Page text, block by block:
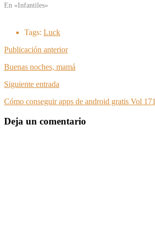
En «Infantiles»
Tags: Luck
Publicación anterior
Buenas noches, mamá
Siguiente entrada
Cómo conseguir apps de android gratis Vol 171
Deja un comentario